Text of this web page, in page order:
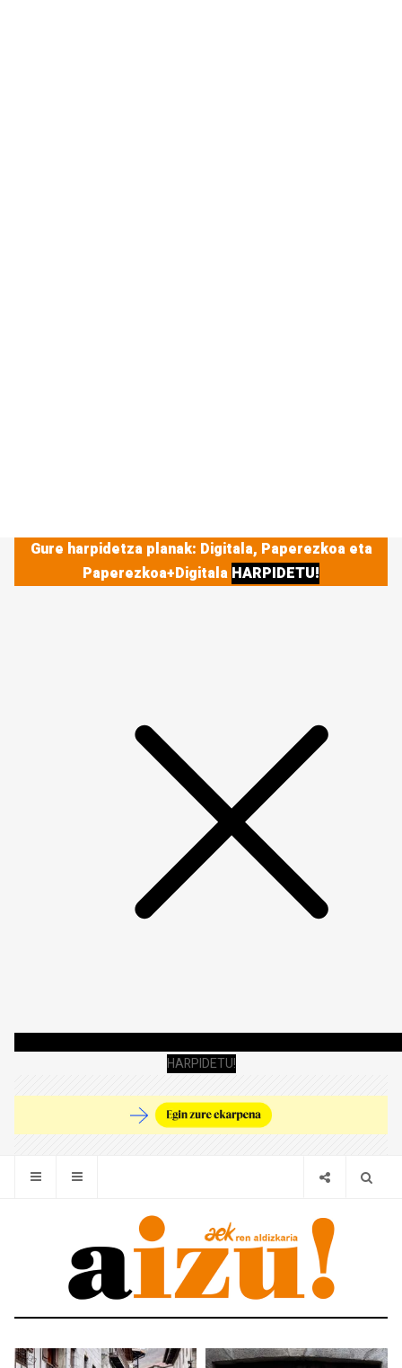
Gure harpidetza planak: Digitala, Paperezkoa eta
Paperezkoa+Digitala HARPIDETU!
HARPIDETU!